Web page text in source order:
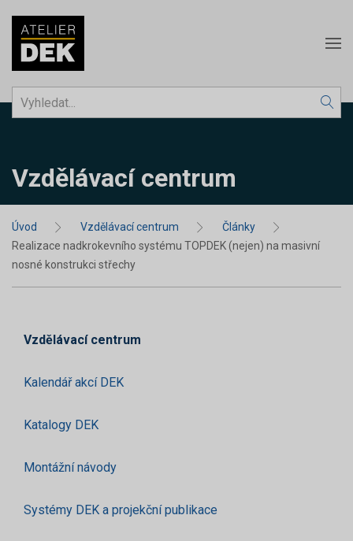
Vzdělávací centrum
Úvod Vzdělávací centrum
Články
Realizace nadkrokevního systému TOPDEK (nejen) na masivní
nosné konstrukci střechy
Vzdělávací centrum
Kalendář akcí DEK
Katalogy DEK
Montážní návody
Systémy DEK a projekční publikace